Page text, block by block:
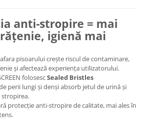
anti-stropire = mai
igienă mai
pisoarului crește riscul de contaminare,
și afectează experiența utilizatorului.
folosescSealed Bristles
perii lungi și denși absorb jetul de urină și
protecție anti-stropire de calitate, mai ales în